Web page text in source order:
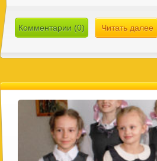
Комментарии (0) Читать далее